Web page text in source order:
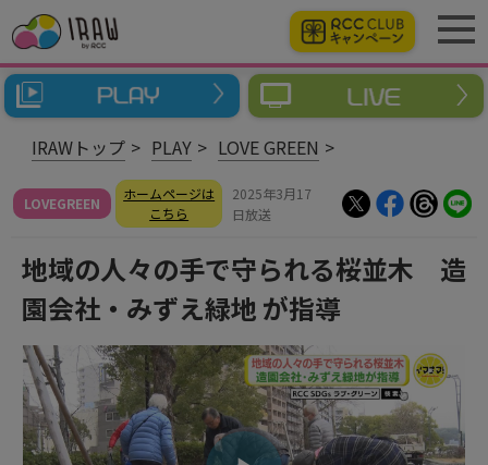
IRAWトップ PLAY LOVE GREEN
LOVEGREEN
ホームページは
こちら
2025年3月17
日放送
地域の人々の手で守られる桜並木 造
園会社・みずえ緑地 が指導